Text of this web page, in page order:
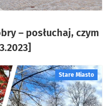
– posłuchaj, czym
Stare Miasto